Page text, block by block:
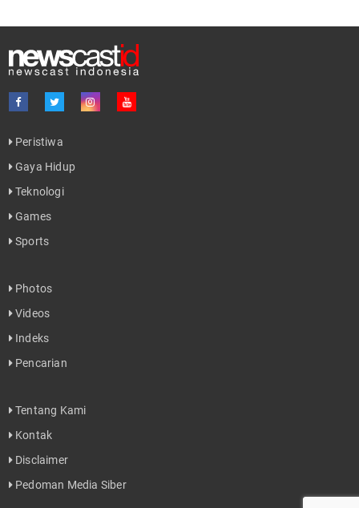
Peristiwa
Gaya Hidup
Teknologi
Games
Sports
Photos
Videos
Indeks
Pencarian
Tentang Kami
Kontak
Disclaimer
Pedoman Media Siber